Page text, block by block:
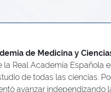
de Medicina y
la Real Academia Española
de todas las ciencias.
avanzar independizando